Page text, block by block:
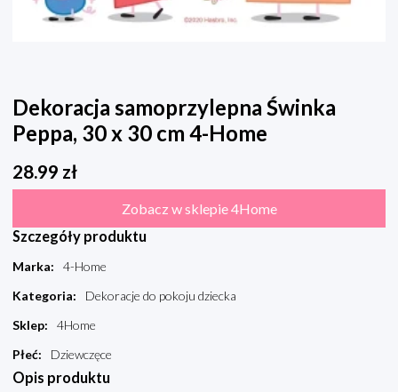
Dekoracja samoprzylepna Świnka
Peppa, 30 x 30 cm 4-Home
28.99 zł
Zobacz w sklepie 4Home
Szczegóły produktu
Marka:
4-Home
Kategoria:
Dekoracje do pokoju dziecka
Sklep:
4Home
Płeć: Dziewczęce
Opis produktu